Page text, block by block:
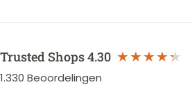
Trusted Shops4.30
1.330 Beoordelingen